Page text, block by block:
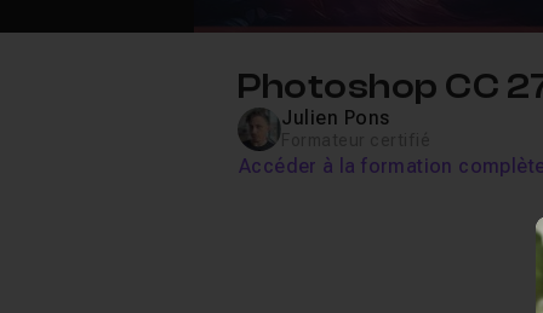
Photoshop CC
Julien Pons
Accéder à la formation